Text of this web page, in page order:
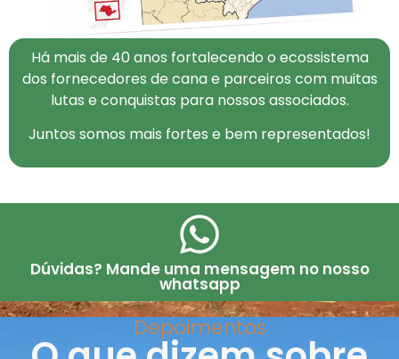
Há mais de 40 anos fortalecendo o ecossistema
dos fornecedores de cana e parceiros com muitas
lutas e conquistas para nossos associados.
Juntos somos mais fortes e bem representados!
Dúvidas? Mande uma mensagem no nosso
whatsapp
Depoimentos